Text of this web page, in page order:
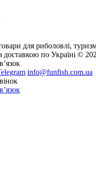
для риболовлі,
доставкою по Україні ©
info@funfish.com.ua